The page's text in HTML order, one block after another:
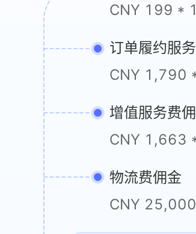
CNY 199 *
订单履约服
CNY 1,790
增值服务费
CNY 1,663
物流费佣金
CNY